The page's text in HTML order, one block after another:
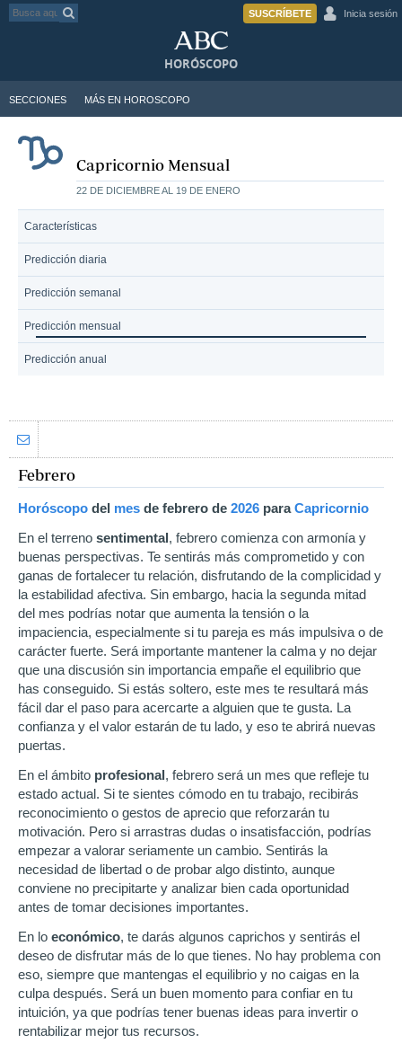
SUSCRÍBETE Inicia sesión
SECCIONES MÁS EN HOROSCOPO
HORÓSCOPO
Capricornio Mensual
22 DE DICIEMBRE AL 19 DE ENERO
Características
Predicción diaria
Predicción semanal
Predicción mensual
Predicción anual
Febrero
Horóscopo del mes de febrero de 2026 paraCapricornio
En el terreno sentimental, febrero comienza con armonía y
buenas perspectivas. Te sentirás más comprometido y con
ganas de fortalecer tu relación, disfrutando de la complicidad y
la estabilidad afectiva. Sin embargo, hacia la segunda mitad
del mes podrías notar que aumenta la tensión o la
impaciencia, especialmente si tu pareja es más impulsiva o de
carácter fuerte. Será importante mantener la calma y no dejar
que una discusión sin importancia empañe el equilibrio que
has conseguido. Si estás soltero, este mes te resultará más
fácil dar el paso para acercarte a alguien que te gusta. La
confianza y el valor estarán de tu lado, y eso te abrirá nuevas
puertas.
En el ámbito profesional, febrero será un mes que refleje tu
estado actual. Si te sientes cómodo en tu trabajo, recibirás
reconocimiento o gestos de aprecio que reforzarán tu
motivación. Pero si arrastras dudas o insatisfacción, podrías
empezar a valorar seriamente un cambio. Sentirás la
necesidad de libertad o de probar algo distinto, aunque
conviene no precipitarte y analizar bien cada oportunidad
antes de tomar decisiones importantes.
En lo económico, te darás algunos caprichos y sentirás el
deseo de disfrutar más de lo que tienes. No hay problema con
eso, siempre que mantengas el equilibrio y no caigas en la
culpa después. Será un buen momento para confiar en tu
intuición, ya que podrías tener buenas ideas para invertir o
rentabilizar mejor tus recursos.